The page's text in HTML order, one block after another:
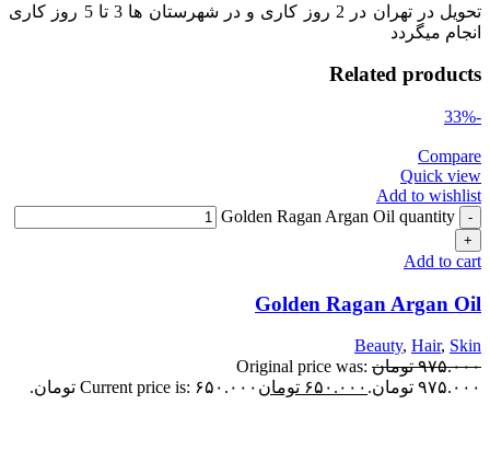
تحویل در تهران در 2 روز کاری و در شهرستان ها 3 تا 5 روز کاری
انجام میگردد
Related products
-33%
Compare
Quick view
Add to wishlist
Golden Ragan Argan Oil quantity
Add to cart
Golden Ragan Argan Oil
Beauty, Hair, Skin
۹۷۵.۰۰۰ تومان Original price was:
۹۷۵.۰۰۰ تومان.
۶۵۰.۰۰۰ تومان Current price is: ۶۵۰.۰۰۰ تومان.